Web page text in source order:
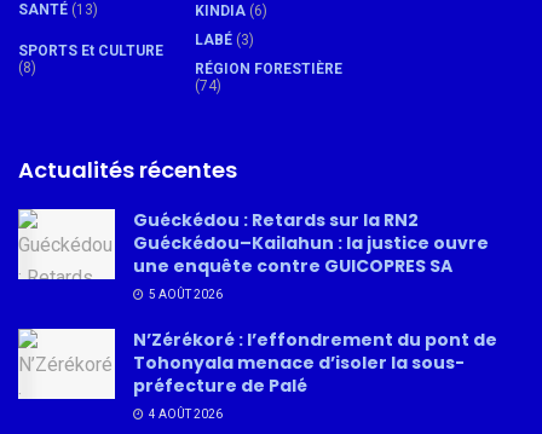
SANTÉ (13)
SPORTS Et CULTURE
(8)
KINDIA (6)
LABÉ (3)
RÉGION FORESTIÈRE
(74)
Actualités récentes
Guéckédou : Retards sur la RN2
Guéckédou–Kailahun : la justice ouvre
une enquête contre GUICOPRES SA
5 AOÛT 2026
N’Zérékoré : l’effondrement du pont de
Tohonyala menace d’isoler la sous-
préfecture de Palé
4 AOÛT 2026